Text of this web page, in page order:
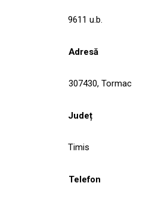
9611 u.b.
Adresă
307430, Tormac
Județ
Timis
Telefon